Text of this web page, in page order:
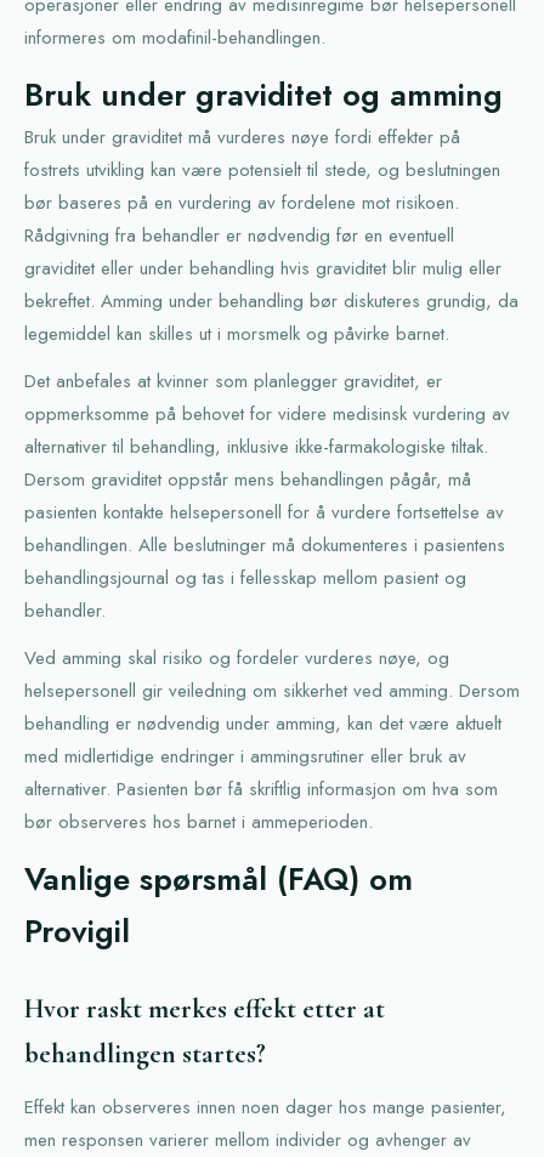
informeres om modafinil-behandlingen.
Bruk under graviditet og amming
Bruk under graviditet må vurderes nøye fordi effekter på
fostrets utvikling kan være potensielt til stede, og beslutningen
bør baseres på en vurdering av fordelene mot risikoen.
Rådgivning fra behandler er nødvendig før en eventuell
graviditet eller under behandling hvis graviditet blir mulig eller
bekreftet. Amming under behandling bør diskuteres grundig, da
legemiddel kan skilles ut i morsmelk og påvirke barnet.
Det anbefales at kvinner som planlegger graviditet, er
oppmerksomme på behovet for videre medisinsk vurdering av
alternativer til behandling, inklusive ikke-farmakologiske tiltak.
Dersom graviditet oppstår mens behandlingen pågår, må
pasienten kontakte helsepersonell for å vurdere fortsettelse av
behandlingen. Alle beslutninger må dokumenteres i pasientens
behandlingsjournal og tas i fellesskap mellom pasient og
behandler.
Ved amming skal risiko og fordeler vurderes nøye, og
helsepersonell gir veiledning om sikkerhet ved amming. Dersom
behandling er nødvendig under amming, kan det være aktuelt
med midlertidige endringer i ammingsrutiner eller bruk av
alternativer. Pasienten bør få skriftlig informasjon om hva som
bør observeres hos barnet i ammeperioden.
Vanlige spørsmål (FAQ) om
Provigil
Hvor raskt merkes effekt etter at
behandlingen startes?
Effekt kan observeres innen noen dager hos mange pasienter,
men responsen varierer mellom individer og avhenger av